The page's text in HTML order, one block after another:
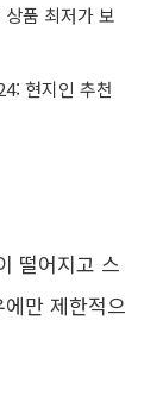
품 최저가 보
현지인 추천
떨어지고 스
만 제한적으